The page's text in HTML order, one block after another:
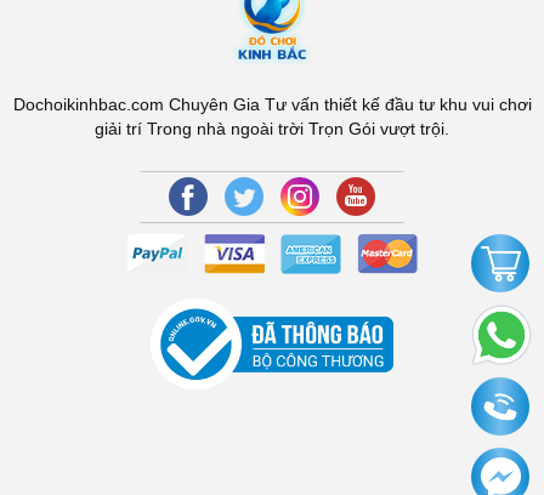
Dochoikinhbac.com Chuyên Gia Tư vấn thiết kế đầu tư khu vui chơi
giải trí Trong nhà ngoài trời Trọn Gói vượt trội.